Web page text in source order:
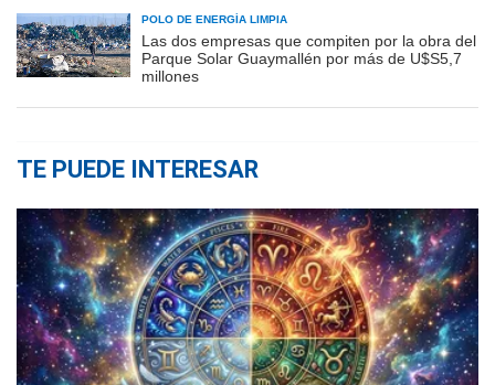
POLO DE ENERGÍA LIMPIA
Las dos empresas que compiten por la obra del
Parque Solar Guaymallén por más de U$S5,7
millones
TE PUEDE INTERESAR